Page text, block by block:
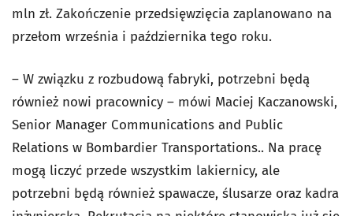
mln zł. Zakończenie przedsięwzięcia zaplanowano na
przełom września i października tego roku.
– W związku z rozbudową fabryki, potrzebni będą
również nowi pracownicy – mówi Maciej Kaczanowski,
Senior Manager Communications and Public
Relations w Bombardier Transportations.. Na pracę
mogą liczyć przede wszystkim lakiernicy, ale
potrzebni będą również spawacze, ślusarze oraz kadra